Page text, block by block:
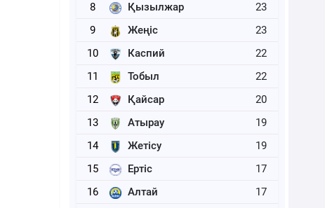
8
Қызылжар
23
9
Жеңіс
23
10
Каспий
22
11
Тобыл
22
12
Қайсар
20
13
Атырау
19
14
Жетісу
19
15
Ертіс
17
16
Алтай 17